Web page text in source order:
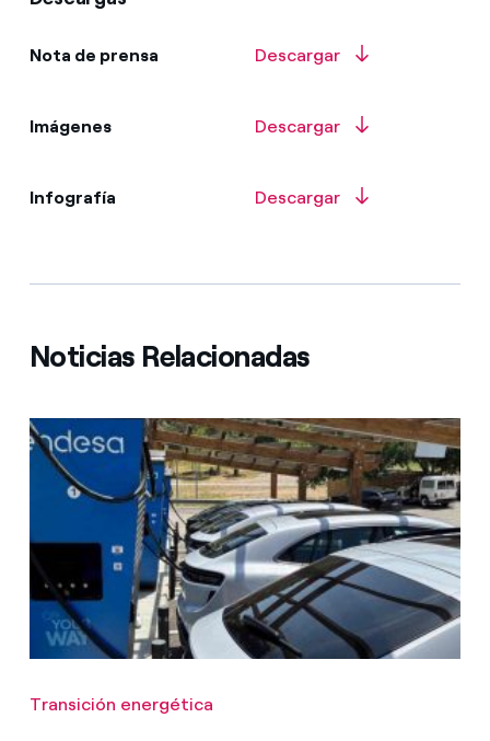
Nota de prensa Descargar
Imágenes Descargar
Infografía Descargar
Noticias Relacionadas
Transición energética